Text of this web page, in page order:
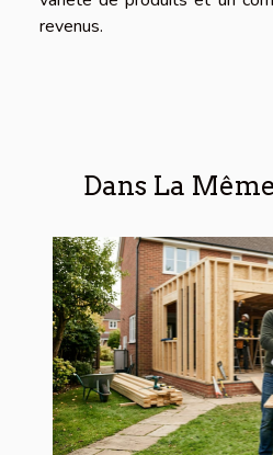
revenus.
Dans La